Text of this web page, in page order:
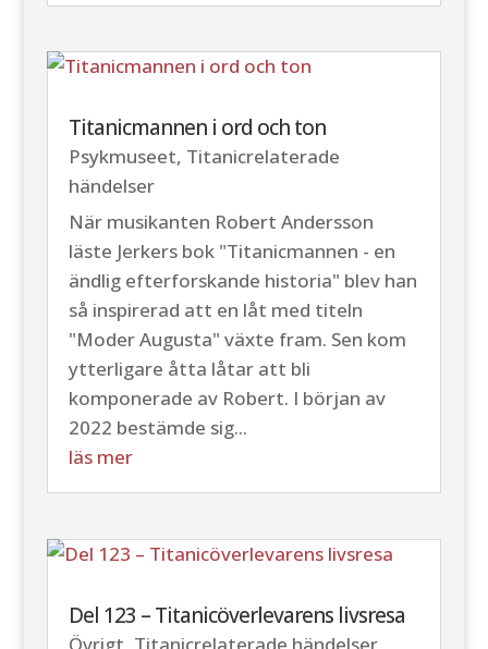
Titanicmannen i ord och ton
Psykmuseet, Titanicrelaterade
händelser
När musikanten Robert Andersson
läste Jerkers bok "Titanicmannen - en
ändlig efterforskande historia" blev han
så inspirerad att en låt med titeln
"Moder Augusta" växte fram. Sen kom
ytterligare åtta låtar att bli
komponerade av Robert. I början av
2022 bestämde sig...
läs mer
Del 123 – Titanicöverlevarens livsresa